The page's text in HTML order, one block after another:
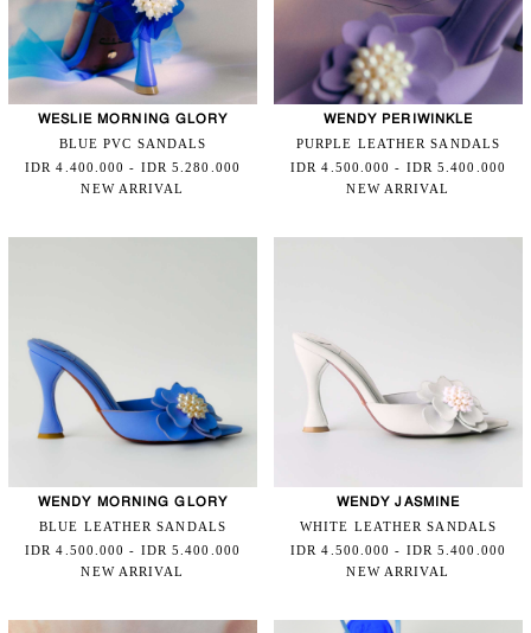
WESLIE MORNING GLORY
BLUE PVC SANDALS
IDR 4.400.000 - IDR 5.280.000
NEW ARRIVAL
WENDY PERIWINKLE
PURPLE LEATHER SANDALS
IDR 4.500.000 - IDR 5.400.000
NEW ARRIVAL
WENDY MORNING GLORY
BLUE LEATHER SANDALS
IDR 4.500.000 - IDR 5.400.000
NEW ARRIVAL
WENDY JASMINE
WHITE LEATHER SANDALS
IDR 4.500.000 - IDR 5.400.000
NEW ARRIVAL